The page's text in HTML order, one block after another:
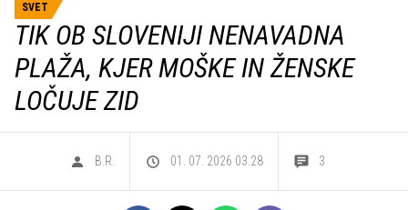
SVET
TIK OB SLOVENIJI NENAVADNA
PLAŽA, KJER MOŠKE IN ŽENSKE
LOČUJE ZID
B.R. 01. 07. 2026 03.28 3